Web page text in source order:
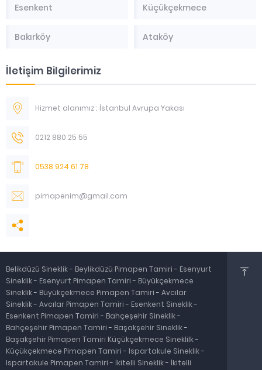
Esenkent Küçükçekmece
Bakırköy Ataköy
İletişim Bilgilerimiz
Hizmet alanımız ; İstanbul Avrupa Yakası
0212 880 25 55
0538 924 61 78
pimapenim@gmail.com
Belikdüzü Sineklik- Beylikdüzü Pimapen Tamiri- Esenyurt
Sineklik- Esenyurt Pimapen Tamiri- Büyükçekmece
Sineklik- Büyükçekmece Pimapen Tamiri- Avcılar
Sineklik- Avcılar Pimapen Tamiri- Esenkent Sineklik-
Esenkent Pimapen Tamiri- Bahçeşehir Sineklik-
Bahçeşehir Pimapen Tamiri- Başakşehir Sineklik-
Başakşehir Pimapen Tamiri Küçükçekmece Sineklilk-
Küçükçekmece Pimapen Tamiri- Ispartakule Sineklik-
Ispartakule Pimapen Tamiri- İkitelli Sineklik- İkitelli